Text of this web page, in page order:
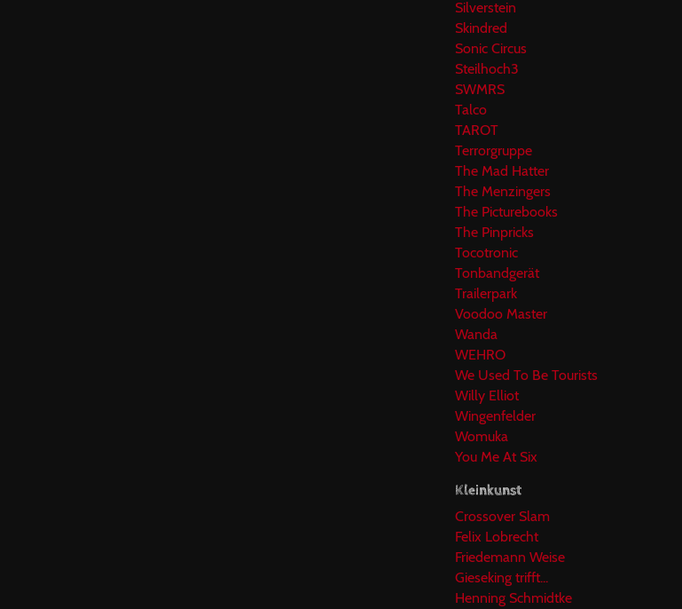
Silverstein
Skindred
Sonic Circus
Steilhoch3
SWMRS
Talco
TAROT
Terrorgruppe
The Mad Hatter
The Menzingers
The Picturebooks
The Pinpricks
Tocotronic
Tonbandgerät
Trailerpark
Voodoo Master
Wanda
WEHRO
We Used To Be Tourists
Willy Elliot
Wingenfelder
Womuka
You Me At Six
Kleinkunst
Crossover Slam
Felix Lobrecht
Friedemann Weise
Gieseking trifft...
Henning Schmidtke